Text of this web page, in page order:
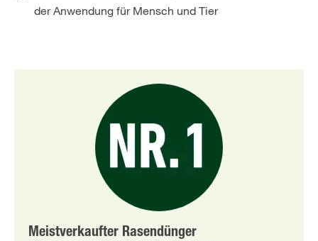
der Anwendung für Mensch und Tier
Meistverkaufter Rasendünger